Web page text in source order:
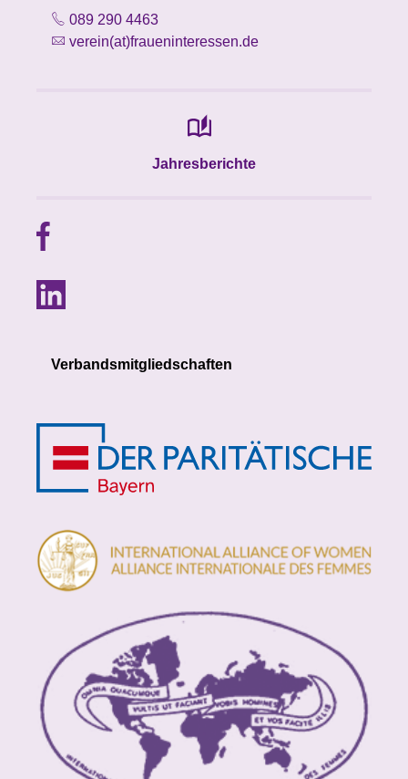
089 290 4463
verein(at)fraueninteressen.de
Jahresberichte
Verbandsmitgliedschaften